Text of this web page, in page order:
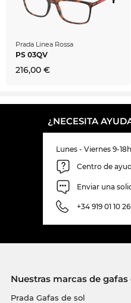
Prada Linea Rossa
PS 03QV
216,00 €
¿NECESITA
Lunes - Viernes 9-18h
Centro de
Enviar una
+34 919 01 10 26
Nuestras marcas de
Prada Gafas de sol